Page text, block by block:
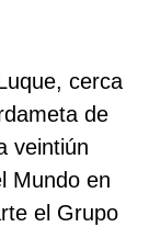
cerca
de
veintiún
Mundo en
el Grupo